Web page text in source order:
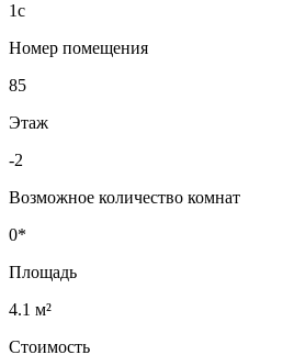
1с
Номер помещения
85
Этаж
-2
Возможное количество комнат
0*
Площадь
4.1 м²
Стоимость